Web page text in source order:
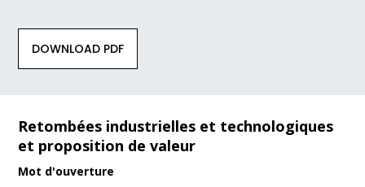
DOWNLOAD PDF
Retombées industrielles et technologiques
et proposition de valeur
Mot d'ouverture